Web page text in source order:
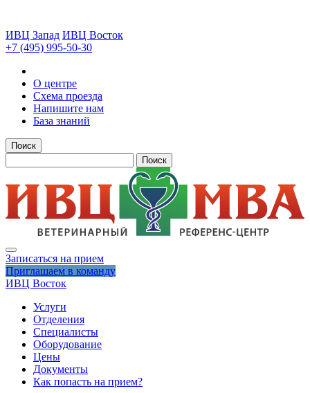
ИВЦ Запад ИВЦ Восток
+7 (495) 995-50-30
О центре
Схема проезда
Напишите нам
База знаний
Поиск
Поиск
Записаться на прием
Приглашаем в команду
ИВЦ Восток
Услуги
Отделения
Специалисты
Оборудование
Цены
Документы
Как попасть на прием?